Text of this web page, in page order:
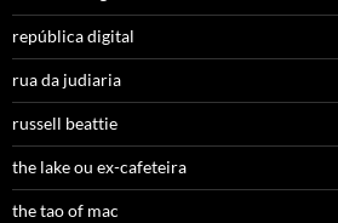
república digital
rua da judiaria
russell beattie
the lake ou ex-cafeteira
the tao of mac